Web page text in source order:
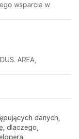
wsparcia w
AREA,
danych,
dlaczego,